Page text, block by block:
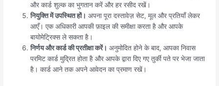
और कार्ड शुल्क का भुगतान करें और हर रसीद रखें।
नियुक्ति में उपस्थित हों। अपना पूरा दस्तावेज़ सेट, मूल और प्रतियाँ लेकर
आएँ। एक अधिकारी आपकी फ़ाइल की समीक्षा करता है और आपके
बायोमेट्रिक्स ले सकता है।
निर्णय और कार्ड की प्रतीक्षा करें। अनुमोदित होने के बाद, आपका निवास
परमिट कार्ड मुद्रित होता है और आपके द्वारा दिए गए तुर्की पते पर भेजा जाता
है। कार्ड आने तक अपने आवेदन का प्रमाण रखें।